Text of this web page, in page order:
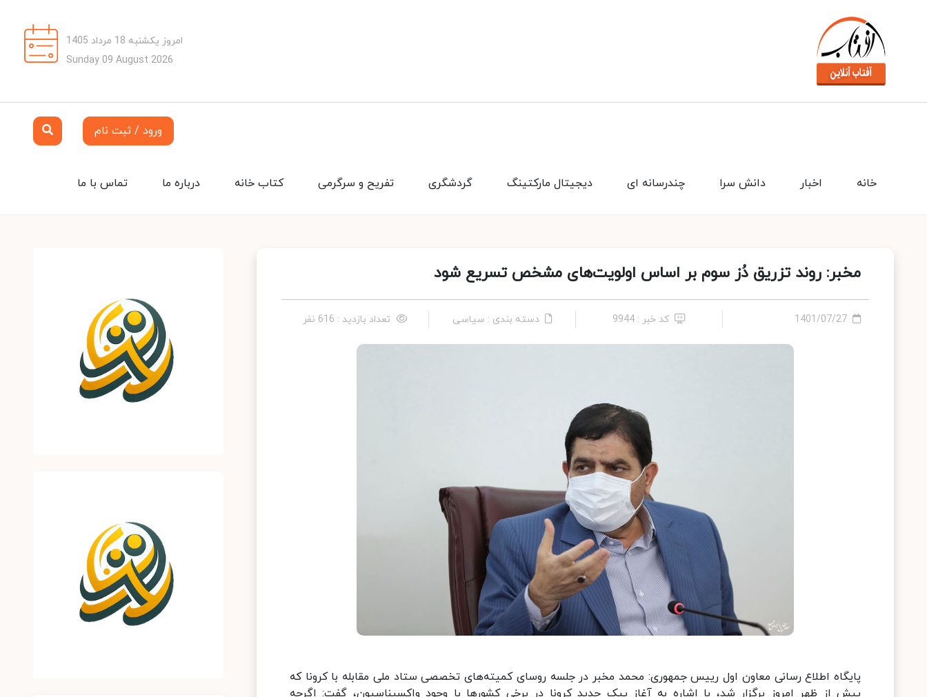
امروز یکشنبه 18 مرداد 1405
Sunday 09 August 2026
ورود / ثبت نام
تماس با ما درباره ما کتاب خانه تفریح و سرگرمی گردشگری دیجیتال مارکتینگ چندرسانه ای دانش سرا اخبار خانه
مخبر: روند تزریق دُز سوم بر اساس اولویت‌های مشخص تسریع شود
1401/07/27 کد خبر : 9944 دسته بندی : سیاسی تعداد بازدید : 616 نفر
پایگاه اطلاع رسانی معاون اول رییس جمهوری: محمد مخبر در جلسه روسای کمیته‌های تخصصی ستاد ملی مقابله با کرونا که
پیش از ظهر امروز برگزار شد، با اشاره به آغاز پیک جدید کرونا در برخی کشورها با وجود واکسیناسیون، گفت: اگرچه